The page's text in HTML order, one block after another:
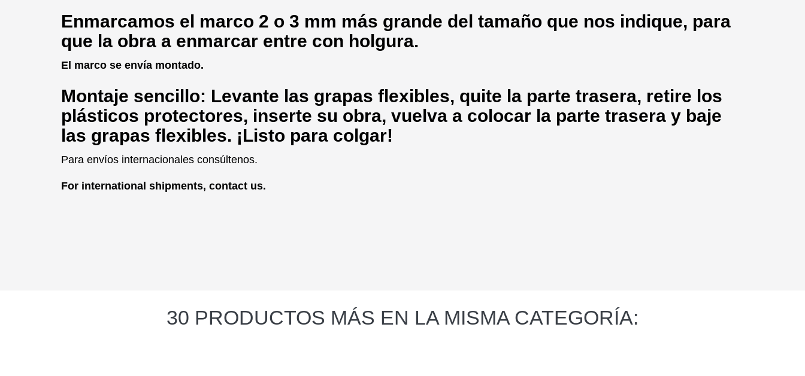
Enmarcamos el marco 2 o 3 mm más grande del tamaño que nos indique, para
que la obra a enmarcar entre con holgura.
El marco se envía montado.
Montaje sencillo: Levante las grapas flexibles, quite la parte trasera, retire los
plásticos protectores, inserte su obra, vuelva a colocar la parte trasera y baje
las grapas flexibles. ¡Listo para colgar!
Para envíos internacionales consúltenos.
For international shipments, contact us.
30 PRODUCTOS MÁS EN LA MISMA CATEGORÍA: